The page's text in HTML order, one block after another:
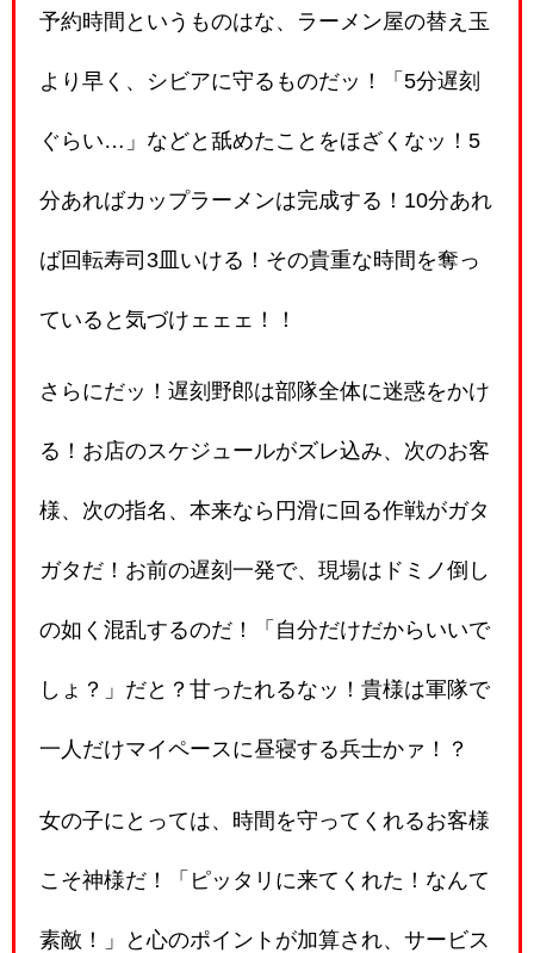
予約時間というものはな、ラーメン屋の替え玉
より早く、シビアに守るものだッ！「5分遅刻
ぐらい…」などと舐めたことをほざくなッ！5
分あればカップラーメンは完成する！10分あれ
ば回転寿司3皿いける！その貴重な時間を奪っ
ていると気づけェェェ！！
さらにだッ！遅刻野郎は部隊全体に迷惑をかけ
る！お店のスケジュールがズレ込み、次のお客
様、次の指名、本来なら円滑に回る作戦がガタ
ガタだ！お前の遅刻一発で、現場はドミノ倒し
の如く混乱するのだ！「自分だけだからいいで
しょ？」だと？甘ったれるなッ！貴様は軍隊で
一人だけマイペースに昼寝する兵士かァ！？
女の子にとっては、時間を守ってくれるお客様
こそ神様だ！「ピッタリに来てくれた！なんて
素敵！」と心のポイントが加算され、サービス